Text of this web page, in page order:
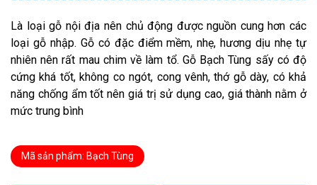
Là loại gỗ nội địa nên chủ động được nguồn cung hơn các
loại gỗ nhập. Gỗ có đặc điểm mềm, nhẹ, hương dịu nhẹ tự
nhiên nên rất mau chim về làm tổ. Gỗ Bạch Tùng sấy có độ
cứng khá tốt, không co ngót, cong vênh, thớ gỗ dày, có khả
năng chống ẩm tốt nên giá trị sử dụng cao, giá thành nằm ở
mức trung bình
Mã sản phẩm: Bạch Tùng